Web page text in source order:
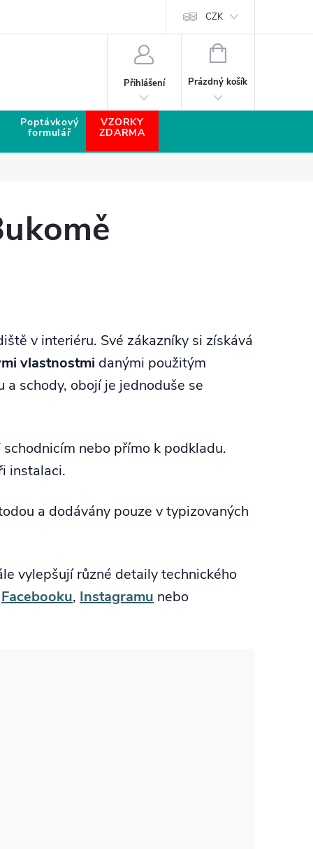
CZK
Přihlášení
NÁKUPNÍ KOŠÍK
Prázdný košík
Poptávkový
formulář
VZORKY
ZDARMA
v interiéru. Své zákazníky si získává
vlastnostmi danými použitým
schody, obojí je jednoduše se
nebo přímo k podkladu.
instalaci.
a dodávány pouze v typizovaných
vylepšují různé detaily technického
Facebooku, Instagramu nebo